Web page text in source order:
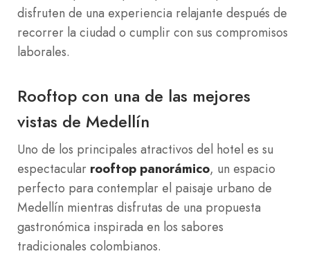
disfruten de una experiencia relajante después de
recorrer la ciudad o cumplir con sus compromisos
laborales.
Rooftop con una de las mejores
vistas de Medellín
Uno de los principales atractivos del hotel es su
espectacular rooftop panorámico, un espacio
perfecto para contemplar el paisaje urbano de
Medellín mientras disfrutas de una propuesta
gastronómica inspirada en los sabores
tradicionales colombianos.